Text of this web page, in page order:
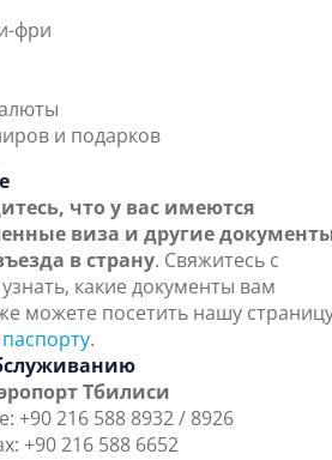
фри
и подарков
что у вас имеются
виза и другие
в страну. Свяжитесь с
какие документы вам
можете посетить нашу
.
Тбилиси
+90 216 588 8932 / 8926
+90 216 588 6652